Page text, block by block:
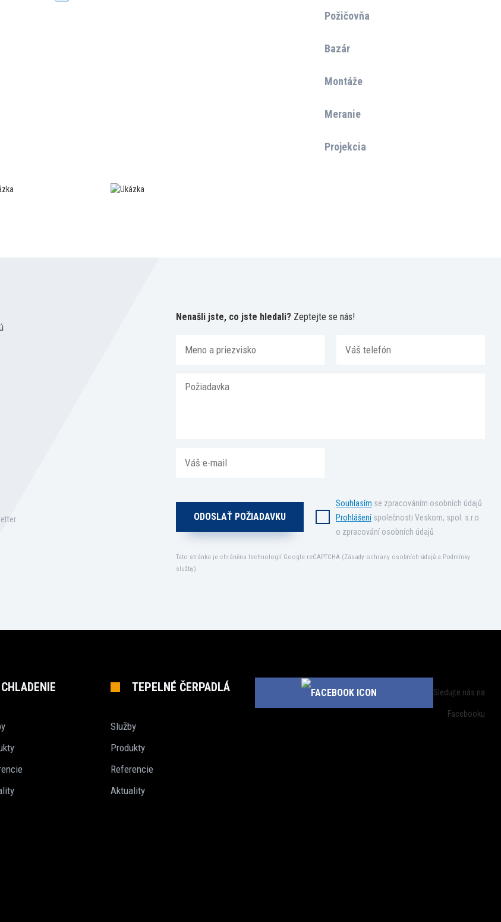
Požičovňa
Bazár
Montáže
Meranie
Projekcia
Nenašli jste, co jste hledali? Zeptejte se nás!
Souhlasím se zpracováním osobních údajů
Prohlášeníspolečnosti Veskom, spol. s.r.o.
o zpracování osobních údajů
Tato stránka je chráněna technologií Google reCAPTCHA (Zásady ochrany osobních údajů a Podmínky
služby).
CHLADENIE TEPELNÉ ČERPADLÁ
Služby
Produkty
Referencie
Aktuality
Sledujte nás na
Facebooku